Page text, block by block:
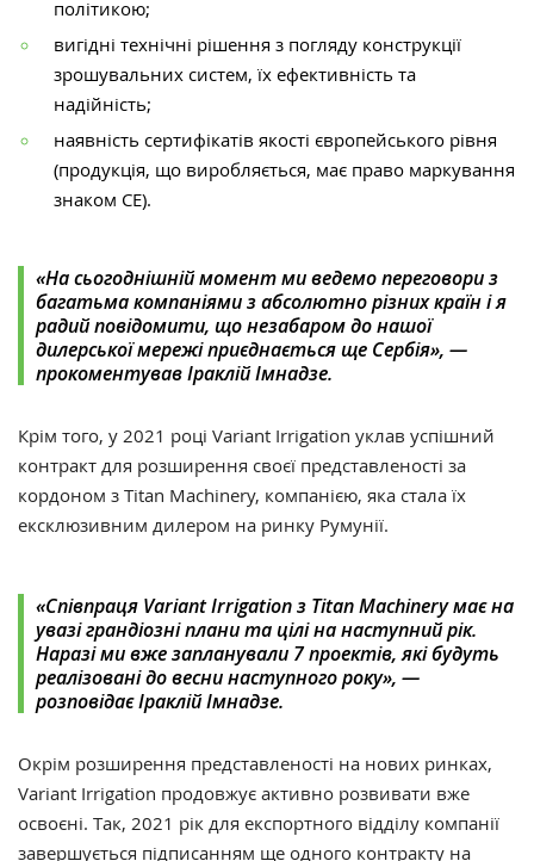
політикою;
вигідні технічні рішення з погляду конструкції
зрошувальних систем, їх ефективність та
надійність;
наявність сертифікатів якості європейського рівня
(продукція, що виробляється, має право маркування
знаком CE).
«На сьогоднішній момент ми ведемо переговори з
багатьма компаніями з абсолютно різних країн і я
радий повідомити, що незабаром до нашої
дилерської мережі приєднається ще Сербія», —
прокоментував Іраклій Імнадзе.
Крім того, у 2021 році Variant Irrigation уклав успішний
контракт для розширення своєї представленості за
кордоном з Titan Machinery, компанією, яка стала їх
ексклюзивним дилером на ринку Румунії.
«Співпраця Variant Irrigation з Titan Machinery має на
увазі грандіозні плани та цілі на наступний рік.
Наразі ми вже запланували 7 проектів, які будуть
реалізовані до весни наступного року», —
розповідає Іраклій Імнадзе.
Окрім розширення представленості на нових ринках,
Variant Irrigation продовжує активно розвивати вже
освоєні. Так, 2021 рік для експортного відділу компанії
завершується підписанням ще одного контракту на